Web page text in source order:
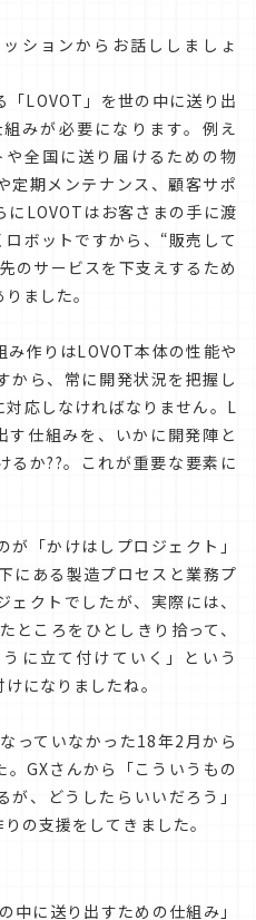
ションからお話ししましょ
LOVOT」を世の中に送り出
みが必要になります。例え
全国に送り届けるための物
定期メンテナンス、顧客サポ
にLOVOTはお客さまの手に渡
ボットですから、“販売して
のサービスを下支えするため
ました。
作りはLOVOT本体の性能や
から、常に開発状況を把握し
応しなければなりません。L
す仕組みを、いかに開発陣と
るか??。これが重要な要素に
「かけはしプロジェクト」
にある製造プロセスと業務プ
クトでしたが、実際には、
ところをひとしきり拾って、
に立て付けていく」という
になりましたね。
っていなかった18年2月から
GXさんから「こういうもの
、どうしたらいいだろう」
の支援をしてきました。
中に送り出すための仕組み」